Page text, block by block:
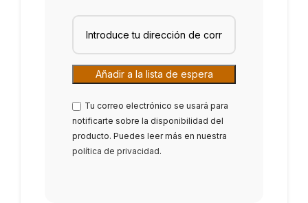
Tu correo electrónico se usará para
notificarte sobre la disponibilidad del
producto. Puedes leer más en nuestra
política de privacidad.